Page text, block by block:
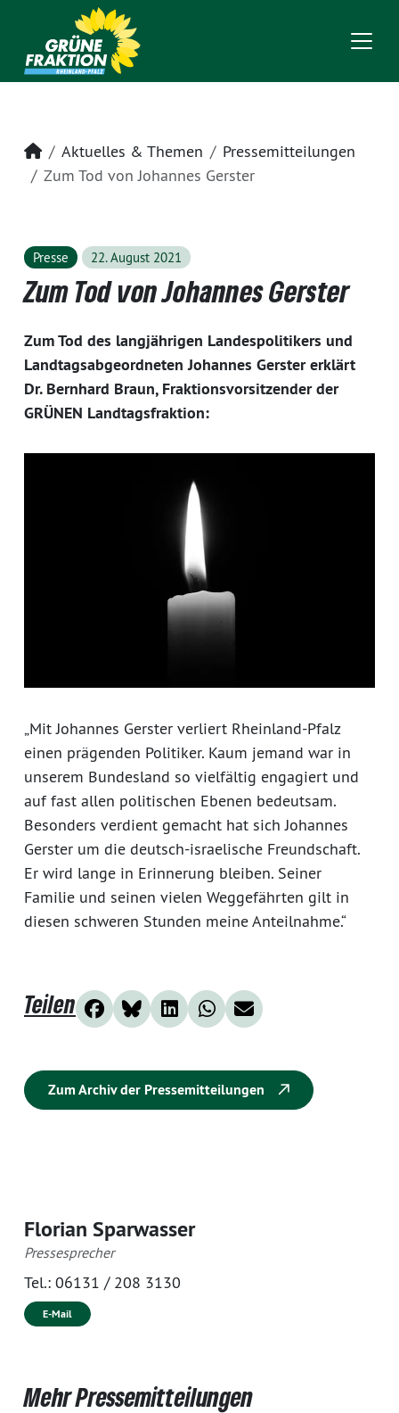
Startseite
Aktuelles & Themen
Pressemitteilungen
Zum Tod von Johannes Gerster
Presse 22. August 2021
Zum Tod von Johannes Gerster
Zum Tod des langjährigen Landespolitikers und
Landtagsabgeordneten Johannes Gerster erklärt
Dr. Bernhard Braun, Fraktionsvorsitzender der
GRÜNEN Landtagsfraktion:
„Mit Johannes Gerster verliert Rheinland-Pfalz
einen prägenden Politiker. Kaum jemand war in
unserem Bundesland so vielfältig engagiert und
auf fast allen politischen Ebenen bedeutsam.
Besonders verdient gemacht hat sich Johannes
Gerster um die deutsch-israelische Freundschaft.
Er wird lange in Erinnerung bleiben. Seiner
Familie und seinen vielen Weggefährten gilt in
diesen schweren Stunden meine Anteilnahme.“
Teilen
Zum Archiv der Pressemitteilungen
Florian Sparwasser
Pressesprecher
Tel.: 06131 / 208 3130
E-Mail
Mehr Pressemitteilungen